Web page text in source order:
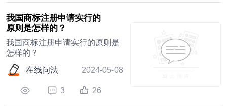
我国商标注册申请实行的
原则是怎样的？
我国商标注册申请实行的原则是
怎样的？
在线问法
2024-05-08
3 26